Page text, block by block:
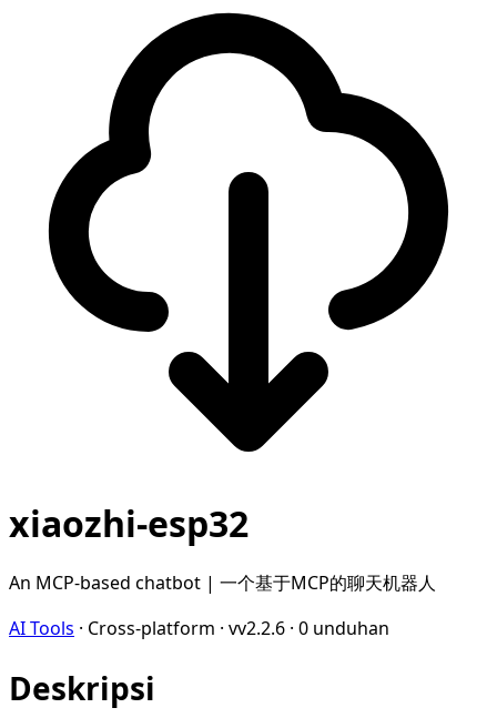
xiaozhi-esp32
An MCP-based chatbot | 一个基于MCP的聊天机器人
AI Tools · Cross-platform · vv2.2.6 · 0 unduhan
Deskripsi